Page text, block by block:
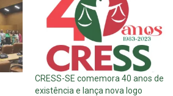
CRESS-SE comemora 40 anos de
existência e lança nova logo